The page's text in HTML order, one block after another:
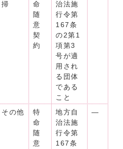
掃
命
随
意
契
約
治法施
行令第
167条
の2第1
項第3
号が適
用され
る団体
である
こと
その他
特
命
随
意
地方自
治法施
行令第
167条
―